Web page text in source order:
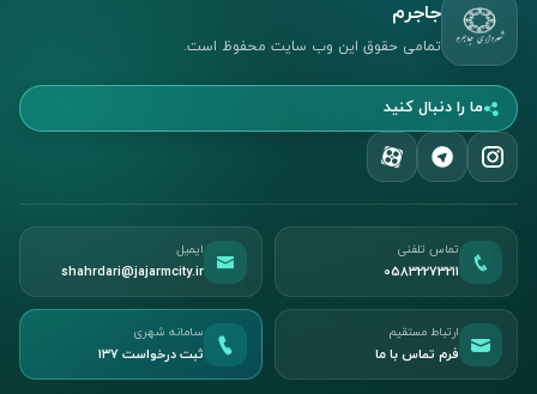
جاجرم
تمامی حقوق این وب سایت محفوظ است.
ما را دنبال کنید
تماس تلفنی
05832273211
ایمیل
shahrdari@jajarmcity.ir
ارتباط مستقیم
فرم تماس با ما
سامانه شهری
ثبت درخواست ۱۳۷